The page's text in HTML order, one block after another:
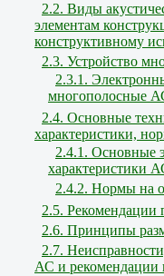
2.2. Виды
элементам
конструктивному
2.3. Устройство
2.3.1.
многополосные
2.4. Основные
характеристики,
2.4.1. Основные
характеристики
2.4.2. Нормы на
2.5.
2.6. Принципы
2.7.
АС и рекомендации